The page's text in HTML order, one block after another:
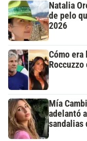
Natalia
de pelo
2026
Cómo
Mía
adelantó
sandalias